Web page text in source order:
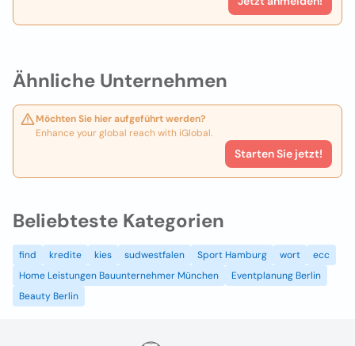
Ähnliche Unternehmen
Möchten Sie hier aufgeführt werden?
Enhance your global reach with iGlobal.
Starten Sie jetzt!
Beliebteste Kategorien
find kredite kies sudwestfalen Sport Hamburg wort
ecc
Home Leistungen Bauunternehmer München
Eventplanung Berlin
Beauty Berlin